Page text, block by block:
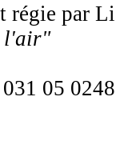
régie par
l'air"
05 0248